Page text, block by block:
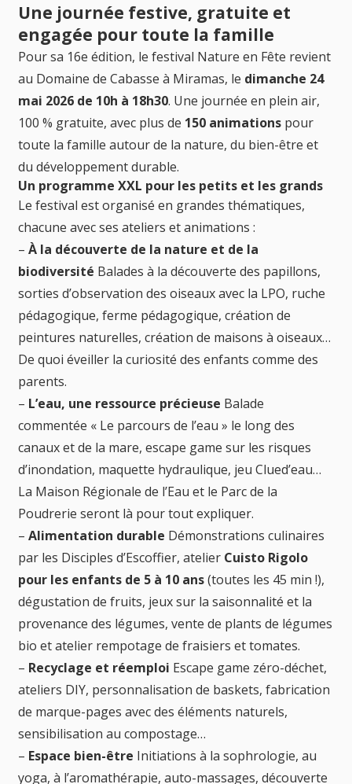
Une journée festive, gratuite et
engagée pour toute la famille
Pour sa 16e édition, le festival Nature en Fête revient
au Domaine de Cabasse à Miramas, le dimanche 24
mai 2026 de 10h à 18h30. Une journée en plein air,
100 % gratuite, avec plus de 150 animations pour
toute la famille autour de la nature, du bien-être et
du développement durable.
Un programme XXL pour les petits et les grands
Le festival est organisé en grandes thématiques,
chacune avec ses ateliers et animations :
– À la découverte de la nature et de la
biodiversité Balades à la découverte des papillons,
sorties d’observation des oiseaux avec la LPO, ruche
pédagogique, ferme pédagogique, création de
peintures naturelles, création de maisons à oiseaux…
De quoi éveiller la curiosité des enfants comme des
parents.
– L’eau, une ressource précieuse Balade
commentée « Le parcours de l’eau » le long des
canaux et de la mare, escape game sur les risques
d’inondation, maquette hydraulique, jeu Clued’eau…
La Maison Régionale de l’Eau et le Parc de la
Poudrerie seront là pour tout expliquer.
– Alimentation durable Démonstrations culinaires
par les Disciples d’Escoffier, atelier Cuisto Rigolo
pour les enfants de 5 à 10 ans(toutes les 45 min !),
dégustation de fruits, jeux sur la saisonnalité et la
provenance des légumes, vente de plants de légumes
bio et atelier rempotage de fraisiers et tomates.
– Recyclage et réemploi Escape game zéro-déchet,
ateliers DIY, personnalisation de baskets, fabrication
de marque-pages avec des éléments naturels,
sensibilisation au compostage…
– Espace bien-être Initiations à la sophrologie, au
yoga, à l’aromathérapie, auto-massages, découverte